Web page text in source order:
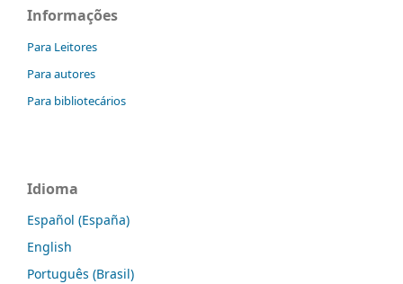
Informações
Para Leitores
Para autores
Para bibliotecários
Idioma
Español (España)
English
Português (Brasil)